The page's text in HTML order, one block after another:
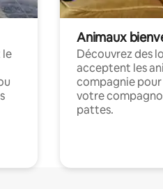
le
Animaux
Découvrez des
acceptent les
compagnie
votre
pattes.